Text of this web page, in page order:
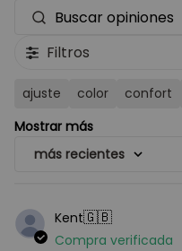
Filtros
ajuste color confort
Mostrar más
más recientes
Kent🇬🇧
Compra verificada